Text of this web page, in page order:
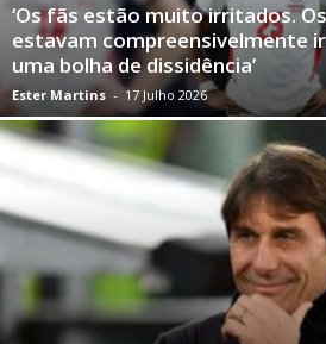
‘Os fãs estão muito irritados.
estavam compreensivelmente
uma bolha de dissidência’
Ester Martins - 17 Julho 2026